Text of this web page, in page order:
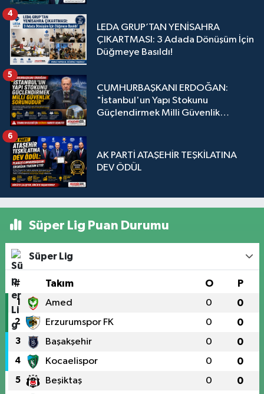
LEDA GRUP’TAN YENİSAHRA
ÇIKARTMASI: 3 Adada Dönüşüm İçin
Düğmeye Basıldı!
4
CUMHURBAŞKANI ERDOĞAN:
"İstanbul'un Yapı Stokunu
Güçlendirmek Milli Güvenlik
5
AK PARTİ ATAŞEHİR TEŞKİLATINA
DEV ÖDÜL
6
Süper Lig Puan Durumu
Süper Lig
# Takım O P
1 Amed 0 0
2 Erzurumspor FK 0 0
3 Başakşehir 0 0
4 Kocaelispor 0 0
5 Beşiktaş 0 0